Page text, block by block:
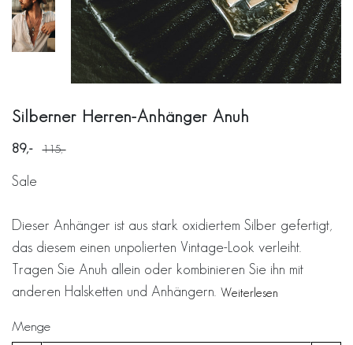
Silberner Herren-Anhänger Anuh
89 115
Sale
Dieser Anhänger ist aus stark oxidiertem Silber gefertigt,
das diesem einen unpolierten Vintage-Look verleiht.
Tragen Sie Anuh allein oder kombinieren Sie ihn mit
anderen Halsketten und Anhängern. Weiterlesen
Menge